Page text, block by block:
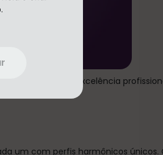
SMOOTH para excelência
um com perfis harmônicos